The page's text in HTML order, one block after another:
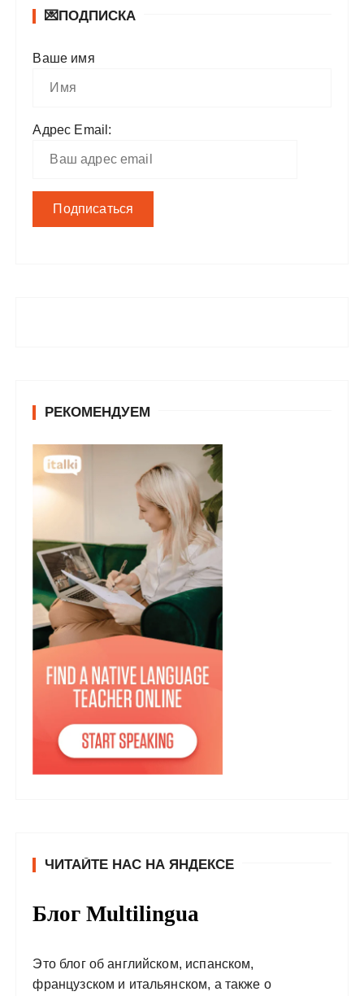
💌ПОДПИСКА
Ваше имя
Адрес Email:
РЕКОМЕНДУЕМ
ЧИТАЙТЕ НАС НА ЯНДЕКСЕ
Блог Multilingua
Это блог об английском, испанском,
французском и итальянском, а также о